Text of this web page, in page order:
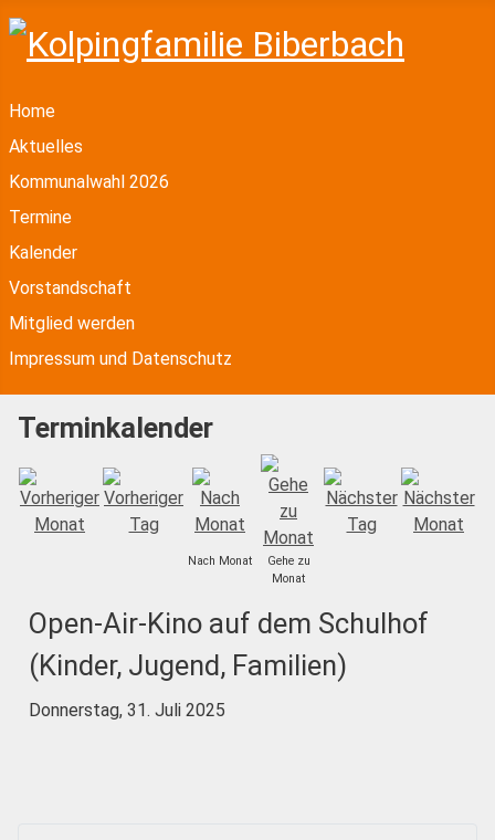
Home
Aktuelles
Kommunalwahl 2026
Termine
Kalender
Vorstandschaft
Mitglied werden
Impressum und Datenschutz
Terminkalender
Nach Monat
Gehe zu
Monat
Open-Air-Kino auf dem Schulhof
(Kinder, Jugend, Familien)
Donnerstag, 31. Juli 2025